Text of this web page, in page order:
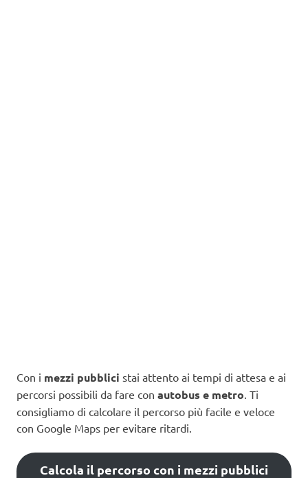
Con i mezzi pubblici stai attento ai tempi di attesa e ai
percorsi possibili da fare con autobus e metro. Ti
consigliamo di calcolare il percorso più facile e veloce
con Google Maps per evitare ritardi.
Calcola il percorso con i mezzi pubblici